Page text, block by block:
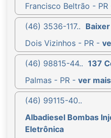
Francisco Beltrão - PR
(46) 3536-117..
Dois Vizinhos - PR -
(46) 98815-44.. 137
Palmas - PR - ver
(46) 99115-40..
Albadiesel Bombas
Eletrônica